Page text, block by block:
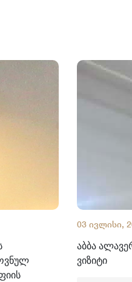
03 ივლისი,
აბბა
ვიზიტი